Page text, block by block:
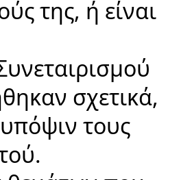
της, ή είναι
σχετικά,
τους
.